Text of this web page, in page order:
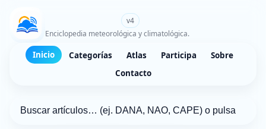
v4
Enciclopedia meteorológica y climatológica.
Inicio Categorías Atlas Participa
Sobre
Contacto